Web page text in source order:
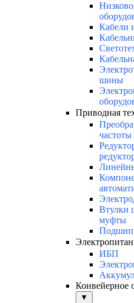
Кабели
шины
Приводная
частоты
Втулки
муфты
ИБП
Конвейерное
▼